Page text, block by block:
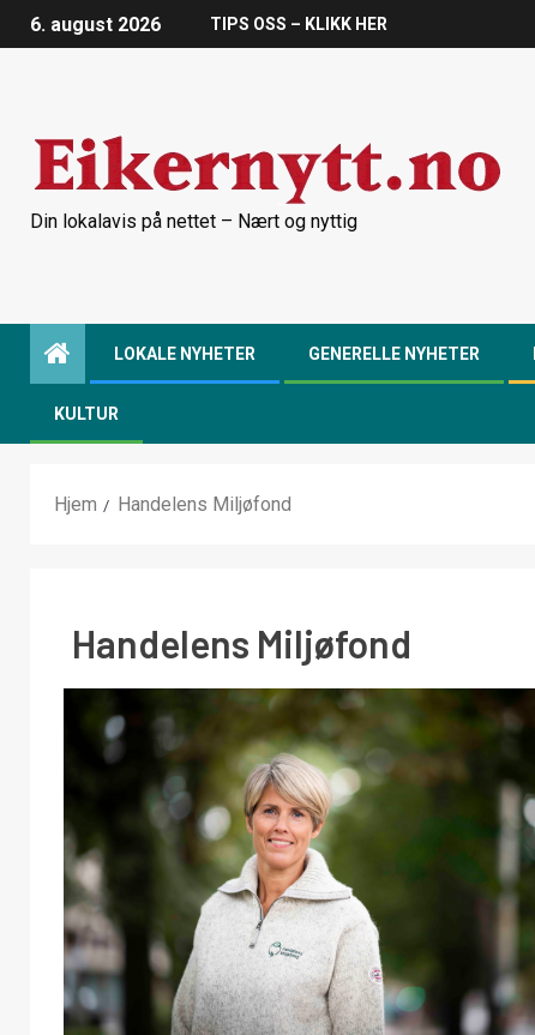
6. august 2026 TIPS OSS – KLIKK HER
Din lokalavis på nettet – Nært og nyttig
LOKALE NYHETER GENERELLE NYHETER
KULTUR
Hjem Handelens Miljøfond
Handelens Miljøfond